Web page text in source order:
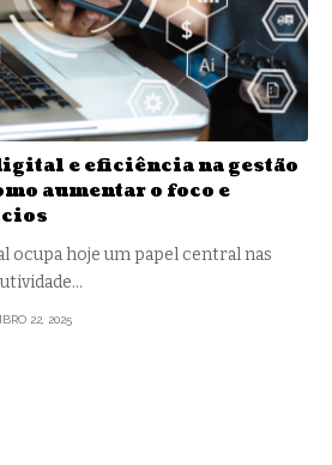
e eficiência na gestão
aumentar o foco e
ocupa hoje um papel central nas
22, 2025